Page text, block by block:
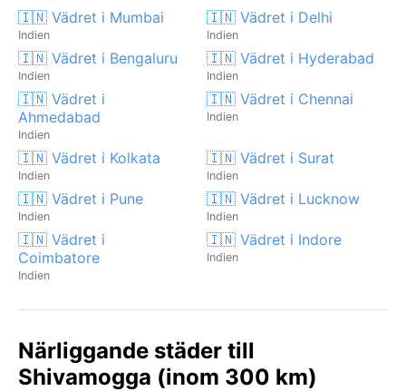
🇮🇳 Vädret i Mumbai
Indien
🇮🇳 Vädret i Delhi
Indien
🇮🇳 Vädret i Bengaluru
Indien
🇮🇳 Vädret i Hyderabad
Indien
🇮🇳 Vädret i
Ahmedabad
Indien
🇮🇳 Vädret i Chennai
Indien
🇮🇳 Vädret i Kolkata
Indien
🇮🇳 Vädret i Surat
Indien
🇮🇳 Vädret i Pune
Indien
🇮🇳 Vädret i Lucknow
Indien
🇮🇳 Vädret i
Coimbatore
Indien
🇮🇳 Vädret i Indore
Indien
Närliggande städer till
Shivamogga (inom 300 km)